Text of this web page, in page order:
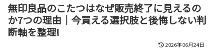
無印良品のこたつはなぜ販売終了に見えるの
か7つの理由｜今買える選択肢と後悔しない判
断軸を整理!
2026年06月24日